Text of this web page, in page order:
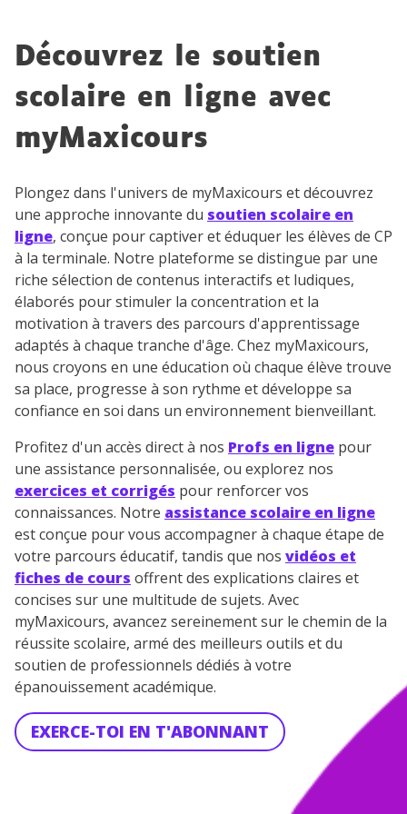
Découvrez le soutien
scolaire en ligne avec
myMaxicours
Plongez dans l'univers de myMaxicours et découvrez
une approche innovante du soutien scolaire en
ligne, conçue pour captiver et éduquer les élèves de CP
à la terminale. Notre plateforme se distingue par une
riche sélection de contenus interactifs et ludiques,
élaborés pour stimuler la concentration et la
motivation à travers des parcours d'apprentissage
adaptés à chaque tranche d'âge. Chez myMaxicours,
nous croyons en une éducation où chaque élève trouve
sa place, progresse à son rythme et développe sa
confiance en soi dans un environnement bienveillant.
Profitez d'un accès direct à nos Profs en ligne pour
une assistance personnalisée, ou explorez nos
exercices et corrigés pour renforcer vos
connaissances. Notre assistance scolaire en ligne
est conçue pour vous accompagner à chaque étape de
votre parcours éducatif, tandis que nos vidéos et
fiches de cours offrent des explications claires et
concises sur une multitude de sujets. Avec
myMaxicours, avancez sereinement sur le chemin de la
réussite scolaire, armé des meilleurs outils et du
soutien de professionnels dédiés à votre
épanouissement académique.
EXERCE-TOI EN T'ABONNANT